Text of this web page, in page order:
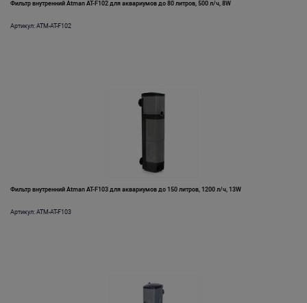
Фильтр внутренний Atman AT-F102 для аквариумов до 80 литров, 500 л/ч, 8W
Артикул: ATM-AT-F102
Фильтр внутренний Atman AT-F103 для аквариумов до 150 литров, 1200 л/ч, 13W
Артикул: ATM-AT-F103